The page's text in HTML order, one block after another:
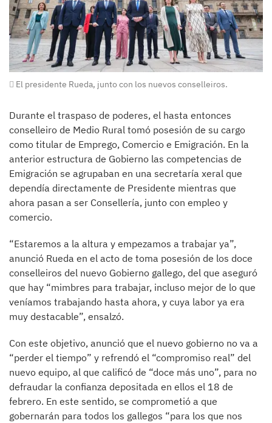
El presidente Rueda, junto con los nuevos conselleiros.
Durante el traspaso de poderes, el hasta entonces
conselleiro de Medio Rural tomó posesión de su cargo
como titular de Emprego, Comercio e Emigración. En la
anterior estructura de Gobierno las competencias de
Emigración se agrupaban en una secretaría xeral que
dependía directamente de Presidente mientras que
ahora pasan a ser Consellería, junto con empleo y
comercio.
“Estaremos a la altura y empezamos a trabajar ya”,
anunció Rueda en el acto de toma posesión de los doce
conselleiros del nuevo Gobierno gallego, del que aseguró
que hay “mimbres para trabajar, incluso mejor de lo que
veníamos trabajando hasta ahora, y cuya labor ya era
muy destacable”, ensalzó.
Con este objetivo, anunció que el nuevo gobierno no va a
“perder el tiempo” y refrendó el “compromiso real” del
nuevo equipo, al que calificó de “doce más uno”, para no
defraudar la confianza depositada en ellos el 18 de
febrero. En este sentido, se comprometió a que
gobernarán para todos los gallegos “para los que nos